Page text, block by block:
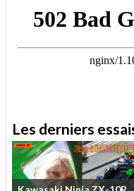
Les derniers